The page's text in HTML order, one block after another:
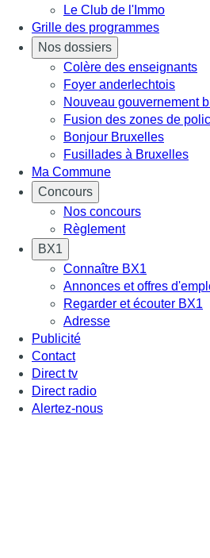
Le Club de l'Immo
Grille des programmes
Nos dossiers
Colère des enseignants
Foyer anderlechtois
Nouveau gouvernement
Fusion des zones de
Bonjour Bruxelles
Fusillades à Bruxelles
Ma Commune
Concours
Nos concours
Règlement
BX1
Connaître BX1
Annonces et offres
Regarder et écouter BX1
Adresse
Publicité
Contact
Direct tv
Direct radio
Alertez-nous